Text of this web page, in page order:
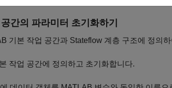
간의 파라미터 초기화하기
기본 작업 공간과 Stateflow 계층 구조에 정의
작업 공간에 정의하고 초기화합니다.